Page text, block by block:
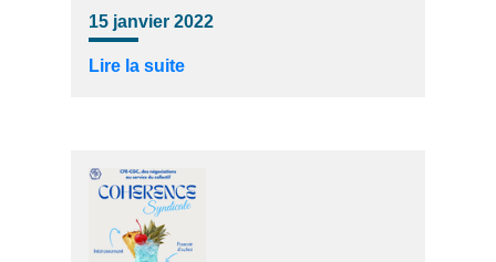
15 janvier 2022
Lire la suite